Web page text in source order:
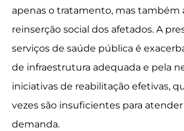
apenas o tratamento, mas também
reinserção social dos afetados. A
serviços de saúde pública é
de infraestrutura adequada e pela
iniciativas de reabilitação efetivas,
vezes são insuficientes para
demanda.